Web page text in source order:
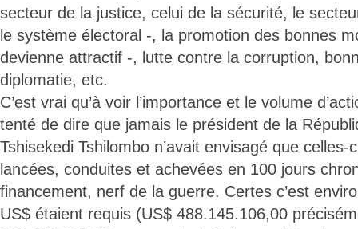
secteur de la justice, celui de la sécurité, le
le système électoral -, la promotion des bonnes
devienne attractif -, lutte contre la corruption,
diplomatie, etc.
C’est vrai qu’à voir l’importance et le volume
tenté de dire que jamais le président de la
Tshisekedi Tshilombo n’avait envisagé que celles-
lancées, conduites et achevées en 100 jours
financement, nerf de la guerre. Certes c’est
US$ étaient requis (US$ 488.145.106,00